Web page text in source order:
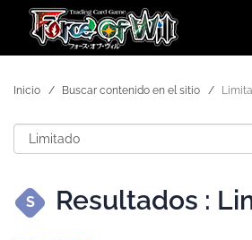
Inicio Buscar contenido en el sitio
S Resultados :